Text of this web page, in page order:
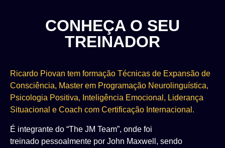
CONHEÇA O SEU
TREINADOR​
Ricardo Piovan tem formação Técnicas de Expansão de
Consciência, Master em Programação Neurolinguística,
Psicologia Positiva, Inteligência Emocional, Liderança
Situacional e Coach com Certificação Internacional.
É integrante do “The JM Team”, onde foi
treinado pessoalmente por John Maxwell, sendo